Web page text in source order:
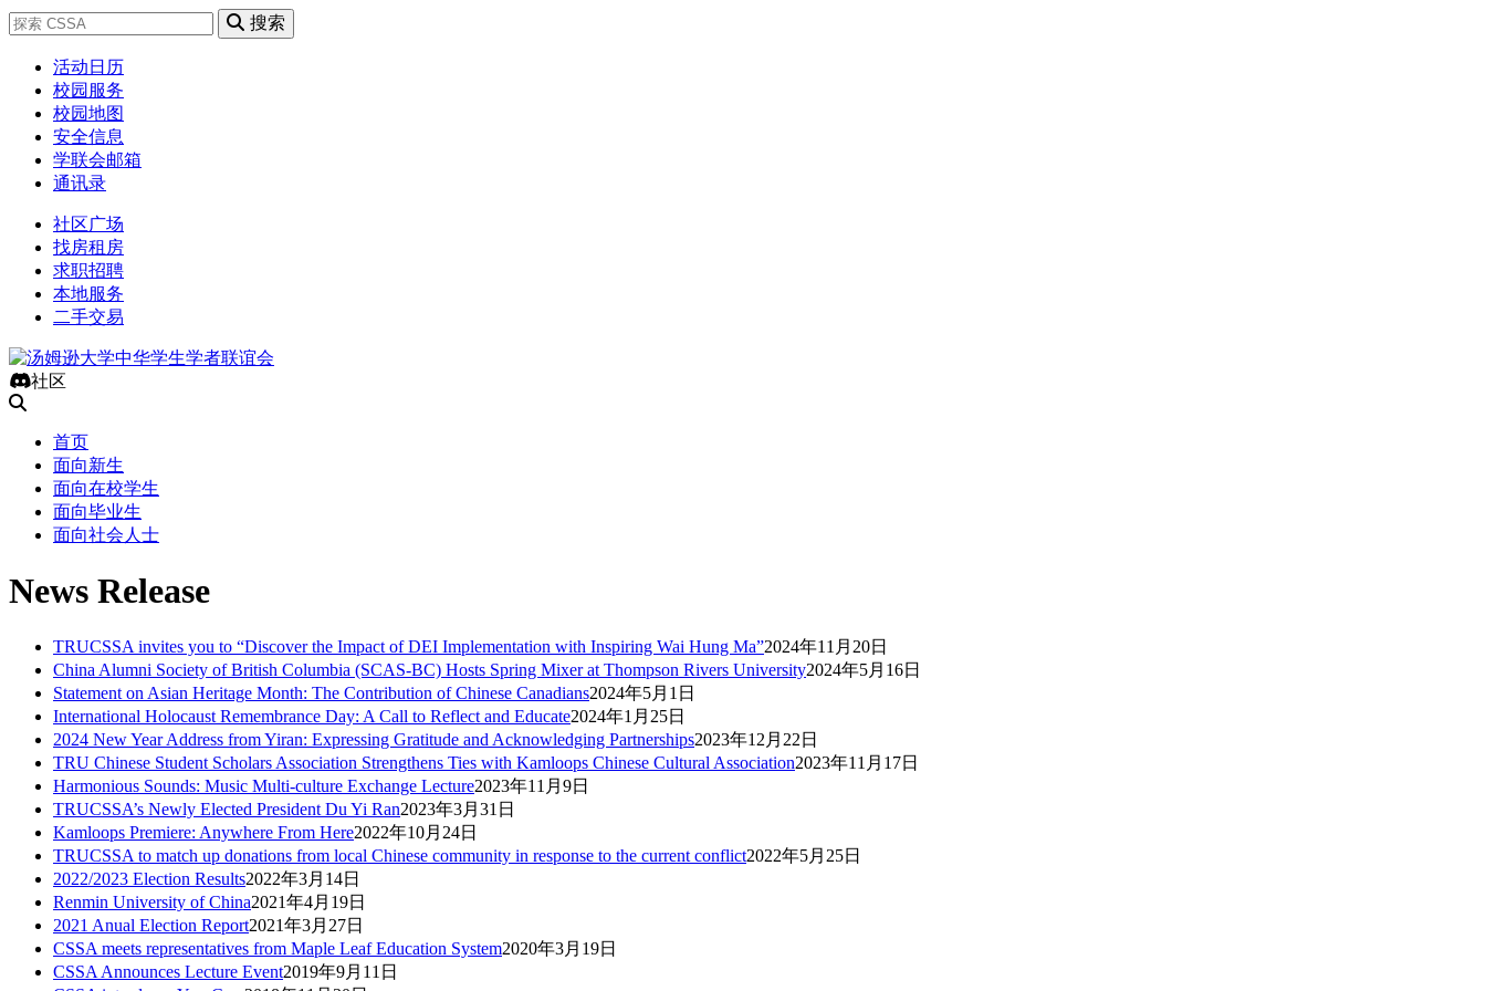
搜索
活动日历
校园服务
校园地图
安全信息
学联会邮箱
通讯录
社区广场
找房租房
求职招聘
本地服务
二手交易
社区
首页
面向新生
面向在校学生
面向毕业生
面向社会人士
News Release
TRUCSSA invites you to “Discover the Impact of DEI Implementation with Inspiring Wai Hung Ma”2024年11月20日
China Alumni Society of British Columbia (SCAS-BC) Hosts Spring Mixer at Thompson Rivers University2024年5月16日
Statement on Asian Heritage Month: The Contribution of Chinese Canadians2024年5月1日
International Holocaust Remembrance Day: A Call to Reflect and Educate2024年1月25日
2024 New Year Address from Yiran: Expressing Gratitude and Acknowledging Partnerships2023年12月22日
TRU Chinese Student Scholars Association Strengthens Ties with Kamloops Chinese Cultural Association2023年11月17日
Harmonious Sounds: Music Multi-culture Exchange Lecture2023年11月9日
TRUCSSA’s Newly Elected President Du Yi Ran2023年3月31日
Kamloops Premiere: Anywhere From Here2022年10月24日
TRUCSSA to match up donations from local Chinese community in response to the current conflict2022年5月25日
2022/2023 Election Results2022年3月14日
Renmin University of China2021年4月19日
2021 Anual Election Report2021年3月27日
CSSA meets representatives from Maple Leaf Education System2020年3月19日
CSSA Announces​ Lecture Event2019年9月11日